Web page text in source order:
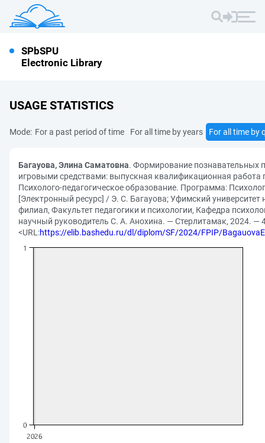
SPbSPU
Electronic Library
USAGE STATISTICS
Mode: For a past period of time For all time by years For all time by
Багауова, Элина Саматовна. Формирование познавательных
игровыми средствами: выпускная квалификационная работа
Психолого-педагогическое образование. Программа:
[Электронный ресурс] / Э. С. Багауова; Уфимский университет
филиал, Факультет педагогики и психологии, Кафедра
научный руководитель С. А. Анохина. — Стерлитамак, 2024. —
<URL:https://elib.bashedu.ru/dl/diplom/SF/2024/FPIP/